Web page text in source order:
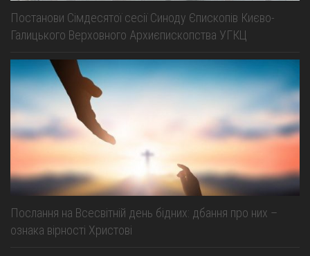
Постанови Сімдесятої сесії Синоду Єпископів Києво-
Галицького Верховного Архиєпископства УГКЦ
Послання на Всесвітній день бідних: дбання про них –
ознака вірності Христові